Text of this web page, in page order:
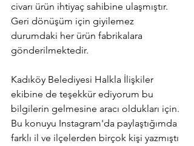
civarı ürün ihtiyaç sahibine ulaşmıştır.
Geri dönüşüm için giyilemez
durumdaki her ürün fabrikalara
gönderilmektedir.
Kadıköy Belediyesi Halkla İlişkiler
ekibine de teşekkür ediyorum bu
bilgilerin gelmesine aracı oldukları için.
Bu konuyu Instagram'da paylaştığımda
farklı il ve ilçelerden birçok kişi yazmıştı